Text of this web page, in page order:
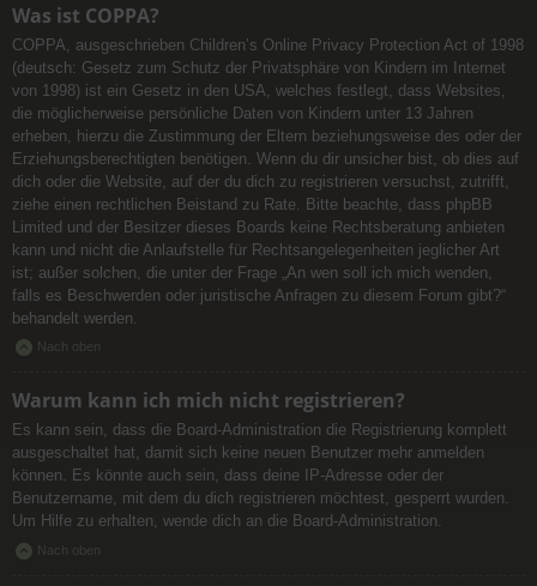
Was ist COPPA?
COPPA, ausgeschrieben Children’s Online Privacy Protection Act of 1998
(deutsch: Gesetz zum Schutz der Privatsphäre von Kindern im Internet
von 1998) ist ein Gesetz in den USA, welches festlegt, dass Websites,
die möglicherweise persönliche Daten von Kindern unter 13 Jahren
erheben, hierzu die Zustimmung der Eltern beziehungsweise des oder der
Erziehungsberechtigten benötigen. Wenn du dir unsicher bist, ob dies auf
dich oder die Website, auf der du dich zu registrieren versuchst, zutrifft,
ziehe einen rechtlichen Beistand zu Rate. Bitte beachte, dass phpBB
Limited und der Besitzer dieses Boards keine Rechtsberatung anbieten
kann und nicht die Anlaufstelle für Rechtsangelegenheiten jeglicher Art
ist; außer solchen, die unter der Frage „An wen soll ich mich wenden,
falls es Beschwerden oder juristische Anfragen zu diesem Forum gibt?“
behandelt werden.
Nach oben
Warum kann ich mich nicht registrieren?
Es kann sein, dass die Board-Administration die Registrierung komplett
ausgeschaltet hat, damit sich keine neuen Benutzer mehr anmelden
können. Es könnte auch sein, dass deine IP-Adresse oder der
Benutzername, mit dem du dich registrieren möchtest, gesperrt wurden.
Um Hilfe zu erhalten, wende dich an die Board-Administration.
Nach oben